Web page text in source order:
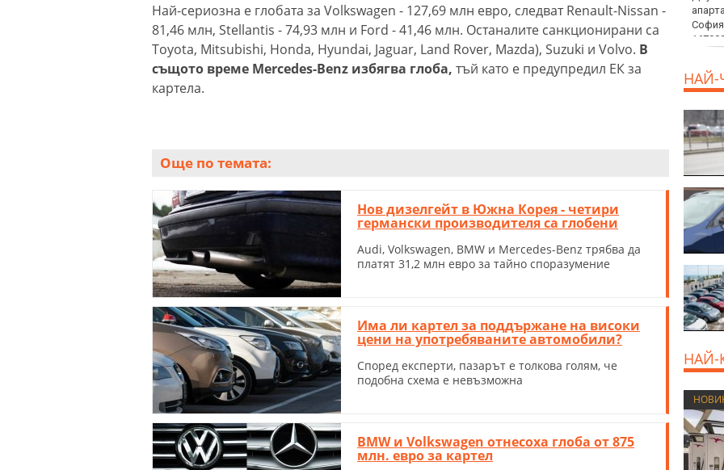
Най-сериозна е глобата за Volkswagen - 127,69 млн евро, следват Renault-Nissan -
81,46 млн, Stellantis - 74,93 млн и Ford - 41,46 млн. Останалите санкционирани са
Toyota, Mitsubishi, Honda, Hyundai, Jaguar, Land Rover, Mazda), Suzuki и Volvo. В
същото време Mercedes-Benz избягва глоба, тъй като е предупредил ЕК за
картела.
Още по темата:
Нов дизелгейт в Южна Корея - четири
германски производителя са глобени
Audi, Volkswagen, BMW и Mercedes-Benz трябва да
платят 31,2 млн евро за тайно споразумение
Има ли картел за поддържане на високи
цени на употребяваните автомобили?
Според експерти, пазарът е толкова голям, че
подобна схема е невъзможна
BMW и Volkswagen отнесоха глоба от 875
млн. евро за картел
800
НАЙ-
НАЙ-